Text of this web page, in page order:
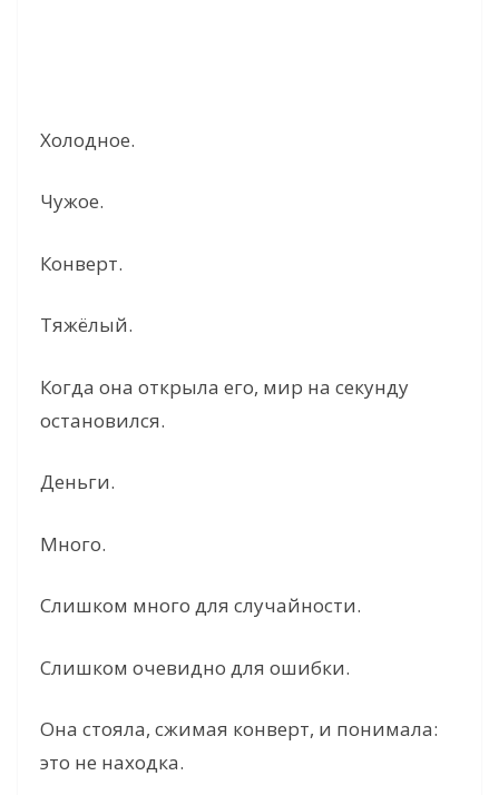
Холодное.
Чужое.
Конверт.
Тяжёлый.
Когда она открыла его, мир на секунду
остановился.
Деньги.
Много.
Слишком много для случайности.
Слишком очевидно для ошибки.
Она стояла, сжимая конверт, и понимала:
это не находка.